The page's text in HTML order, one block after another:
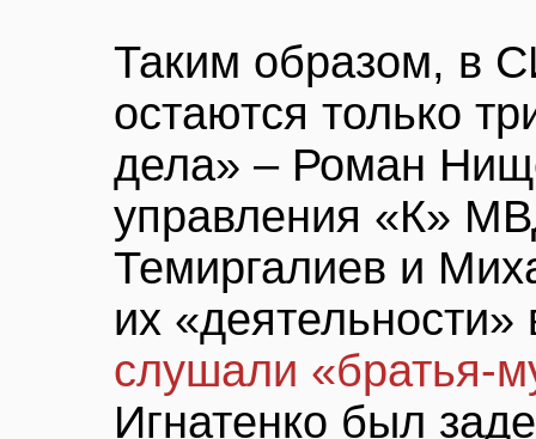
Таким образом, в
остаются только
дела» – Роман
управления «К»
Темиргалиев и
их
слушали «братья-
Игнатенко был